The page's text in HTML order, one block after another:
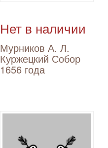
Нет в наличии
Мурников А. Л.
Куржецкий Собор
1656 года